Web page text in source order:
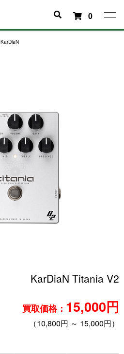
0
KarDiaN
KarDiaN Titania V2
買取価格： 15,000円
（10,800円 ～ 15,000円）